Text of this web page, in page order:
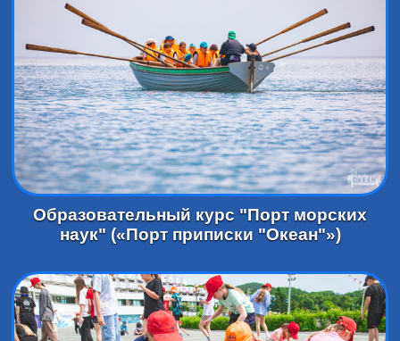
Образовательный курс "Порт морских
наук" («Порт приписки "Океан"»)